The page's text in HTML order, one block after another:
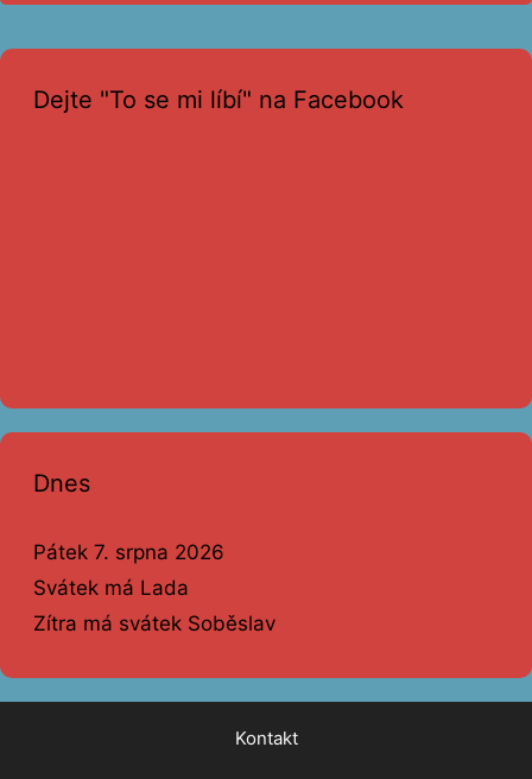
Dejte "To se mi líbí" na Facebook
Dnes
Pátek 7. srpna 2026
Svátek má Lada
Zítra má svátek Soběslav
Kontakt